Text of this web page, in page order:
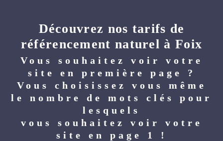
Découvrez nos tarifs de
référencement naturel à Foix
Vous souhaitez voir votre
site en première page ?
Vous choisissez vous même
le nombre de mots clés pour
lesquels
vous souhaitez voir votre
site en page 1 !